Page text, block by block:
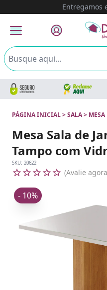
Entregamos
PÁGINA INICIAL>SALA> MESA
Mesa Sala de
Tampo com
SKU: 20622
Avalie
- 10%